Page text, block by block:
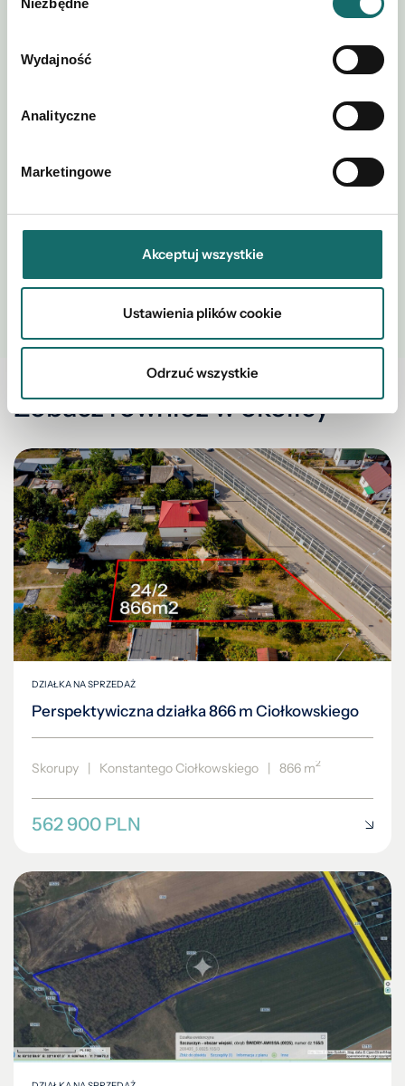
zgody
Wydajność
Analityczne
Marketingowe
Akceptuj wszystkie
Ustawienia plików cookie
Odrzuć wszystkie
WYŚLIJ
Zobacz również w okolicy
DZIAŁKA NA SPRZEDAŻ
Perspektywiczna działka 866 m Ciołkowskiego
Skorupy | Konstantego Ciołkowskiego | 866 m2
562 900 PLN